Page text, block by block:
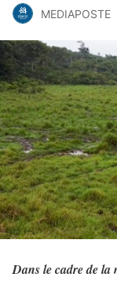
MEDIAPOSTE
Dans le cadre de la